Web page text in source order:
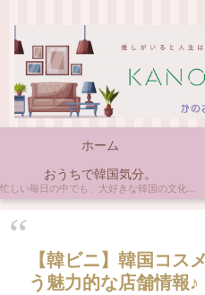
ホーム
おうちで韓国気分。
忙しい毎日の中でも、大好きな韓国の文化やアイテムに触れると心がほっとしますよね。ここでは、自宅で手軽に楽しめる韓国の美味しいもの、お気に入りのコスメ、そして推し活の楽しみ方など、「おうちにいながら韓国気分」に触れられるヒントを私らしくお届けします。
【韓ビニ】韓国コス
う魅力的な店舗情報♪